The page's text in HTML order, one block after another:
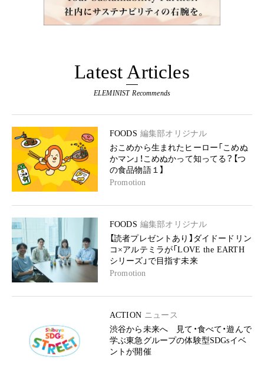
Latest Articles
ELEMINIST Recommends
FOODS 編集部オリジナル
おこめから生まれたヒーロー「こめぬ
かマン」！こめぬかって知ってる？【つ
の食品物語１】
Promotion
FOODS 編集部オリジナル
【読者プレゼントあり】ダイドードリン
コ×アルテミラが「LOVE the EARTH
シリーズ」で目指す未来
Promotion
ACTION ニュース
渋谷から未来へ 見て・食べて・遊んで
学ぶ東急グループの体験型SDGsイベ
ントが開催